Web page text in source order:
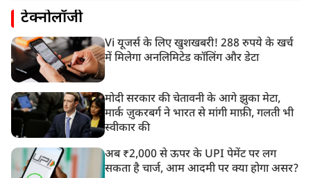
टेक्नोलॉजी
Vi यूजर्स के लिए खुशखबरी! 288 रुपये के खर्च
में मिलेगा अनलिमिटेड कॉलिंग और डेटा
मोदी सरकार की चेतावनी के आगे झुका मेटा,
मार्क ज़ुकरबर्ग ने भारत से मांगी माफ़ी, गलती भी
स्वीकार की
अब ₹2,000 से ऊपर के UPI पेमेंट पर लग
सकता है चार्ज, आम आदमी पर क्या होगा असर?